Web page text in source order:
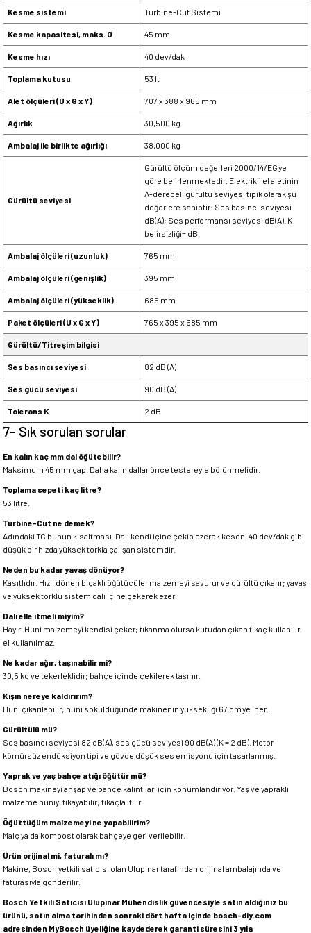
Kesme sistemi Turbine-Cut Sistemi
Kesme kapasitesi, maks. Ø 45 mm
Kesme hızı 40 dev/dak
Toplama kutusu 53 lt
Alet ölçüleri (U x G x Y) 707 x 388 x 965 mm
Ağırlık 30,500 kg
Ambalaj ile birlikte ağırlığı 38,000 kg
Gürültü seviyesi
Gürültü ölçüm değerleri 2000/14/EG'ye
göre belirlenmektedir. Elektrikli el aletinin
A-dereceli gürültü seviyesi tipik olarak şu
değerlere sahiptir: Ses basıncı seviyesi
dB(A); Ses performansı seviyesi dB(A). K
belirsizliği= dB.
Ambalaj ölçüleri (uzunluk) 765 mm
Ambalaj ölçüleri (genişlik) 395 mm
Ambalaj ölçüleri (yükseklik) 685 mm
Paket ölçüleri (U x G x Y) 765 x 395 x 685 mm
Gürültü/Titreşim bilgisi
Ses basıncı seviyesi 82 dB (A)
Ses gücü seviyesi 90 dB (A)
Tolerans K 2 dB
7- Sık sorulan sorular
En kalın kaç mm dal öğütebilir?
Maksimum 45 mm çap. Daha kalın dallar önce testereyle bölünmelidir.
Toplama sepeti kaç litre?
53 litre.
Turbine-Cut ne demek?
Adındaki TC bunun kısaltması. Dalı kendi içine çekip ezerek kesen, 40 dev/dak gibi
düşük bir hızda yüksek torkla çalışan sistemdir.
Neden bu kadar yavaş dönüyor?
Kasıtlıdır. Hızlı dönen bıçaklı öğütücüler malzemeyi savurur ve gürültü çıkarır; yavaş
ve yüksek torklu sistem dalı içine çekerek ezer.
Dalı elle itmeli miyim?
Hayır. Huni malzemeyi kendisi çeker; tıkanma olursa kutudan çıkan tıkaç kullanılır,
el kullanılmaz.
Ne kadar ağır, taşınabilir mi?
30,5 kg ve tekerleklidir; bahçe içinde çekilerek taşınır.
Kışın nereye kaldırırım?
Huni çıkarılabilir; huni söküldüğünde makinenin yüksekliği 67 cm'ye iner.
Gürültülü mü?
Ses basıncı seviyesi 82 dB(A), ses gücü seviyesi 90 dB(A) (K = 2 dB). Motor
kömürsüz endüksiyon tipi ve gövde düşük ses emisyonu için tasarlanmış.
Yaprak ve yaş bahçe atığı öğütür mü?
Bosch makineyi ahşap ve bahçe kalıntıları için konumlandırıyor. Yaş ve yapraklı
malzeme huniyi tıkayabilir; tıkaçla itilir.
Öğüttüğüm malzemeyi ne yapabilirim?
Malç ya da kompost olarak bahçeye geri verilebilir.
Ürün orijinal mi, faturalı mı?
Makine, Bosch yetkili satıcısı olan Ulupınar tarafından orijinal ambalajında ve
faturasıyla gönderilir.
Bosch Yetkili Satıcısı Ulupınar Mühendislik güvencesiyle satın aldığınız bu
ürünü, satın alma tarihinden sonraki dört hafta içinde bosch-diy.com
adresinden MyBosch üyeliğine kaydederek garanti süresini 3 yıla